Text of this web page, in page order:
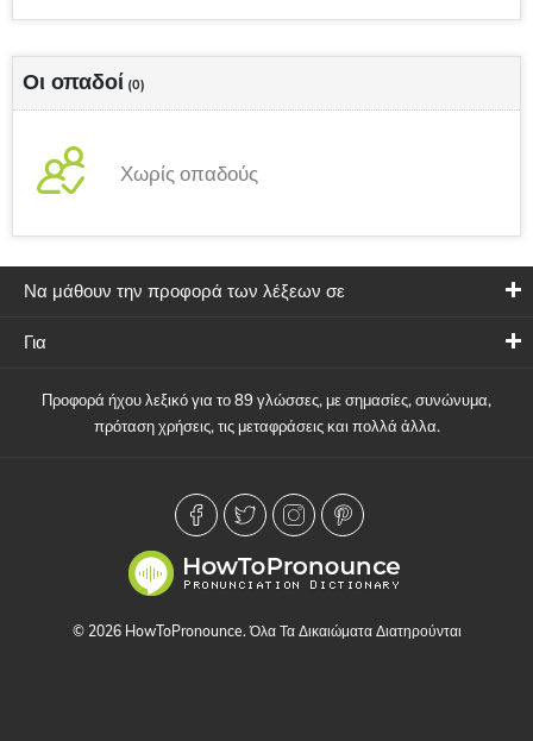
Οι οπαδοί (0)
Χωρίς οπαδούς
Να μάθουν την προφορά των λέξεων σε
Για
Προφορά ήχου λεξικό για το 89 γλώσσες, με σημασίες, συνώνυμα,
πρόταση χρήσεις, τις μεταφράσεις και πολλά άλλα.
© 2026 HowToPronounce. Όλα Τα Δικαιώματα Διατηρούνται